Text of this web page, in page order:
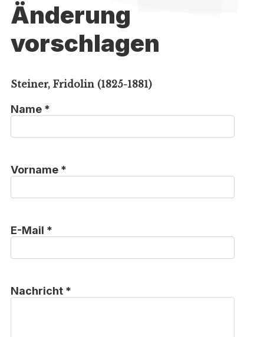
Änderung
vorschlagen
Steiner, Fridolin (1825-1881)
Name *
Vorname *
E-Mail *
Nachricht *